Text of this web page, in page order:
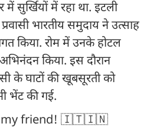
में सुर्खियों में रहा था. इटली
भारतीय समुदाय ने उत्साह
किया. रोम में उनके होटल
किया. इस दौरान
के घाटों की खूबसूरती को
भेंट की गई.
my friend! 🇮🇹🇮🇳